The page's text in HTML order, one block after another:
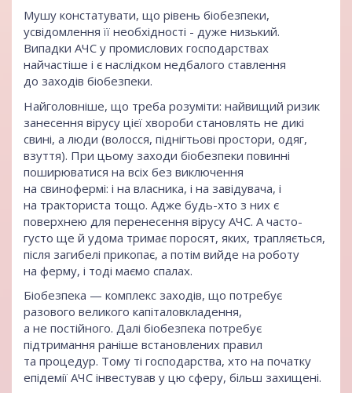
Мушу констатувати, що рівень біобезпеки,
усвідомлення її необхідності - дуже низький.
Випадки АЧС у промислових господарствах
найчастіше і є наслідком недбалого ставлення
до заходів біобезпеки.
Найголовніше, що треба розуміти: найвищий ризик
занесення вірусу цієї хвороби становлять не дикі
свині, а люди (волосся, піднігтьові простори, одяг,
взуття). При цьому заходи біобезпеки повинні
поширюватися на всіх без виключення
на свинофермі: і на власника, і на завідувача, і
на тракториста тощо. Адже будь-хто з них є
поверхнею для перенесення вірусу АЧС. А часто-
густо ще й удома тримає поросят, яких, трапляється,
після загибелі прикопає, а потім вийде на роботу
на ферму, і тоді маємо спалах.
Біобезпека — комплекс заходів, що потребує
разового великого капіталовкладення,
а не постійного. Далі біобезпека потребує
підтримання раніше встановлених правил
та процедур. Тому ті господарства, хто на початку
епідемії АЧС інвестував у цю сферу, більш захищені.